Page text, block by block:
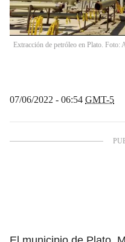
Extracción de petróleo en Plato. Foto:
07/06/2022 - 06:54 GMT-5